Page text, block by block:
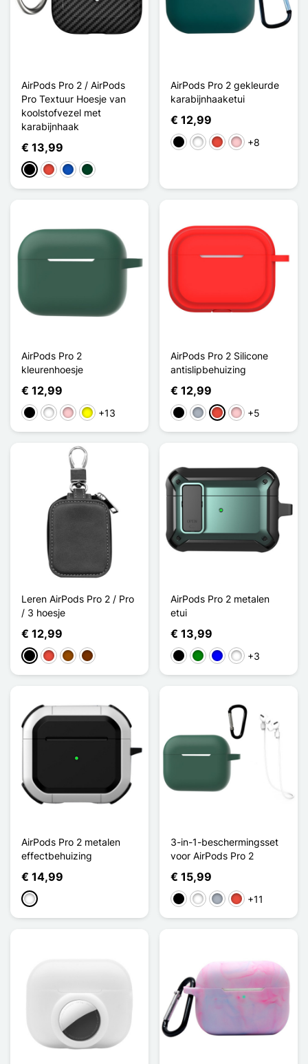
AirPods Pro 2 / AirPods
Pro Textuur Hoesje van
koolstofvezel met
karabijnhaak
€ 13,99
ZwartRoodSaphirVert Noirâtre
AirPods Pro 2 gekleurde
karabijnhaaketui
€ 12,99
ZwartWit RoodRoze+8
AirPods Pro 2
kleurenhoesje
€ 12,99
ZwartWit RozeGeel+13
AirPods Pro 2 Silicone
antislipbehuizing
€ 12,99
ZwartGrijsRoodRoze+5
Leren AirPods Pro 2 / Pro
/ 3 hoesje
€ 12,99
ZwartRoodBruinKoffie
AirPods Pro 2 metalen
etui
€ 13,99
ZwartGroenBlauwNoir / Bleu
+3
AirPods Pro 2 metalen
effectbehuizing
€ 14,99
Wit
3-in-1-beschermingsset
voor AirPods Pro 2
€ 15,99
ZwartWit GrijsRood+11